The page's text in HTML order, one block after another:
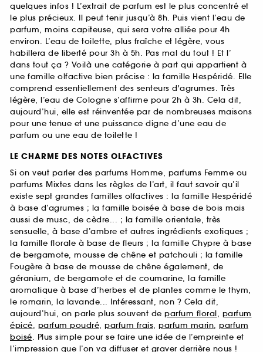
quelques infos ! L’extrait de parfum est le plus concentré et
le plus précieux. Il peut tenir jusqu’à 8h. Puis vient l’eau de
parfum, moins capiteuse, qui sera votre alliée pour 4h
environ. L’eau de toilette, plus fraîche et légère, vous
habillera de liberté pour 3h à 5h. Pas mal du tout ! Et l’
dans tout ça ? Voilà une catégorie à part qui appartient à
une famille olfactive bien précise : la famille Hespéridé. Elle
comprend essentiellement des senteurs d'agrumes. Très
légère, l’eau de Cologne s’affirme pour 2h à 3h. Cela dit,
aujourd’hui, elle est réinventée par de nombreuses maisons
pour une tenue et une puissance digne d’une eau de
parfum ou une eau de toilette !
LE CHARME DES NOTES OLFACTIVES
Si on veut parler des parfums Homme, parfums Femme ou
parfums Mixtes dans les règles de l’art, il faut savoir qu’il
existe sept grandes familles olfactives : la famille Hespéridé
à base d’agrumes ; la famille boisée à base de bois mais
aussi de musc, de cèdre... ; la famille orientale, très
sensuelle, à base d’ambre et autres ingrédients exotiques ;
la famille florale à base de fleurs ; la famille Chypre à base
de bergamote, mousse de chêne et patchouli ; la famille
Fougère à base de mousse de chêne également, de
géranium, de bergamote et de coumarine, la famille
aromatique à base d’herbes et de plantes comme le thym,
le romarin, la lavande... Intéressant, non ? Cela dit,
aujourd’hui, on parle plus souvent de parfum floral, parfum
épicé, parfum poudré, parfum frais, parfum marin, parfum
boisé. Plus simple pour se faire une idée de l’empreinte et
l’impression que l’on va diffuser et graver derrière nous !